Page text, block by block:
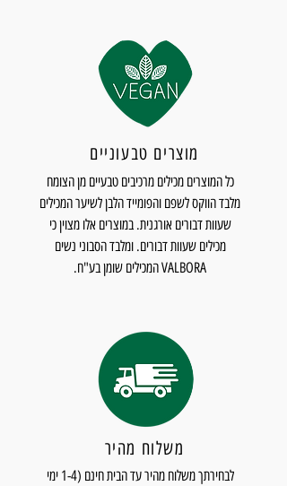
מוצרים טבעוניים
כל המוצרים מכילים מרכיבים טבעיים מן הצומח
מלבד הווקס לשפם והפומייד הלבן לשיער המכילים
שעוות דבורים אורגנית. במוצרים אלו מצוין כי
מכילים שעוות דבורים. ומלבד הסבוני נשים
VALBORA המכילים שומן בע"ח.
משלוח מהיר
לבחירתך משלוח מהיר עד הבית חינם (1-4 ימי